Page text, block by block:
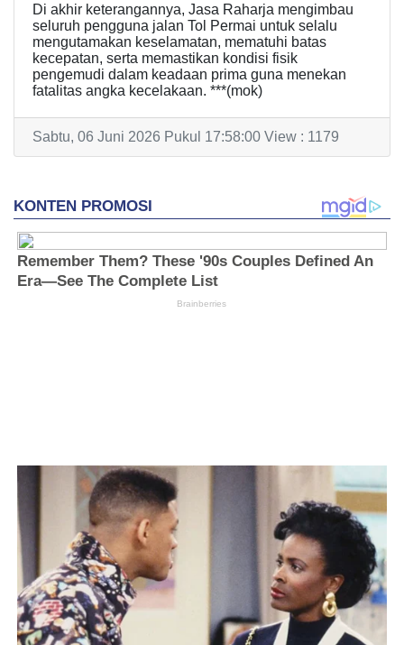
Di akhir keterangannya, Jasa Raharja mengimbau
seluruh pengguna jalan Tol Permai untuk selalu
mengutamakan keselamatan, mematuhi batas
kecepatan, serta memastikan kondisi fisik
pengemudi dalam keadaan prima guna menekan
fatalitas angka kecelakaan. ***(mok)
Sabtu, 06 Juni 2026 Pukul 17:58:00 View : 1179